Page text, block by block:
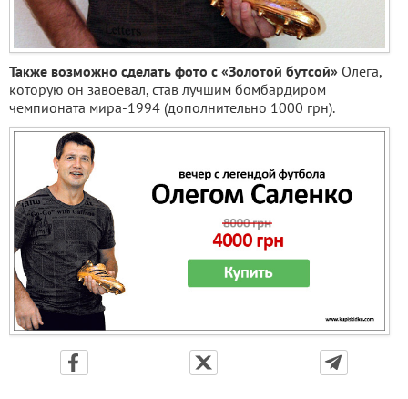
Также возможно сделать фото с «Золотой бутсой» Олега,
которую он завоевал, став лучшим бомбардиром
чемпионата мира-1994 (дополнительно 1000 грн).